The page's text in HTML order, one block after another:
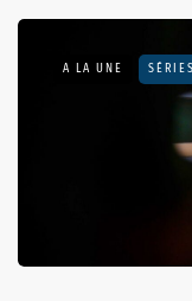
A LA UNE